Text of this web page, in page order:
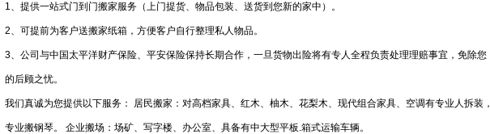
1、提供一站式门到门搬家服务（上门提货、物品包装、送货到您新的家中）。
2、可提前为客户送搬家纸箱，方便客户自行整理私人物品。
3、公司与中国太平洋财产保险、平安保险保持长期合作，一旦货物出险将有专人全程负责处理理赔事宜，免除您
的后顾之忧。
我们真诚为您提供以下服务： 居民搬家：对高档家具、红木、柚木、花梨木、现代组合家具、空调有专业人拆装，
专业搬钢琴。 企业搬场：场矿、写字楼、办公室、具备有中大型平板.箱式运输车辆。